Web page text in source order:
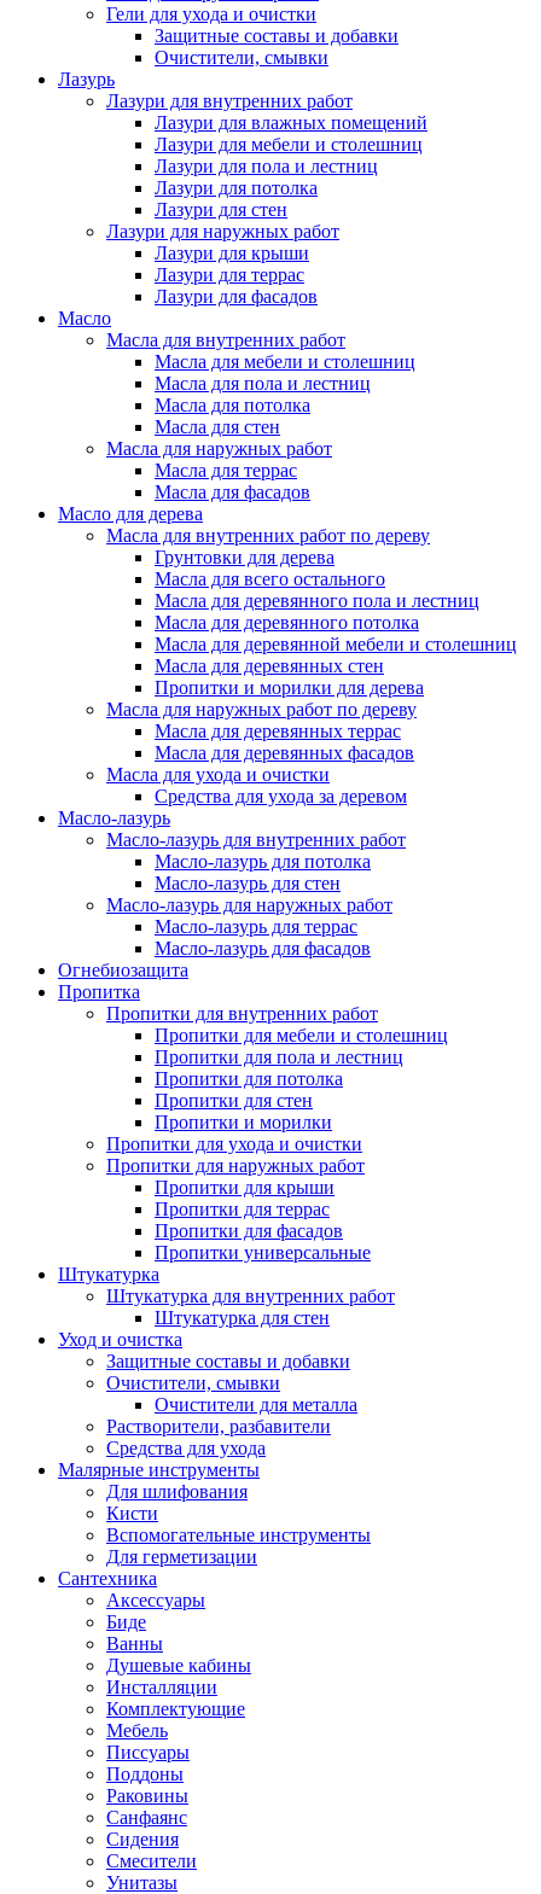
Гели для ухода и очистки
Защитные составы и добавки
Очистители, смывки
Лазурь
Лазури для внутренних работ
Лазури для влажных помещений
Лазури для мебели и столешниц
Лазури для пола и лестниц
Лазури для потолка
Лазури для стен
Лазури для наружных работ
Лазури для крыши
Лазури для террас
Лазури для фасадов
Масло
Масла для внутренних работ
Масла для мебели и столешниц
Масла для пола и лестниц
Масла для потолка
Масла для стен
Масла для наружных работ
Масла для террас
Масла для фасадов
Масло для дерева
Масла для внутренних работ по дереву
Грунтовки для дерева
Масла для всего остального
Масла для деревянного пола и лестниц
Масла для деревянного потолка
Масла для деревянной мебели и столешниц
Масла для деревянных стен
Пропитки и морилки для дерева
Масла для наружных работ по дереву
Масла для деревянных террас
Масла для деревянных фасадов
Масла для ухода и очистки
Средства для ухода за деревом
Масло-лазурь
Масло-лазурь для внутренних работ
Масло-лазурь для потолка
Масло-лазурь для стен
Масло-лазурь для наружных работ
Масло-лазурь для террас
Масло-лазурь для фасадов
Огнебиозащита
Пропитка
Пропитки для внутренних работ
Пропитки для мебели и столешниц
Пропитки для пола и лестниц
Пропитки для потолка
Пропитки для стен
Пропитки и морилки
Пропитки для ухода и очистки
Пропитки для наружных работ
Пропитки для крыши
Пропитки для террас
Пропитки для фасадов
Пропитки универсальные
Штукатурка
Штукатурка для внутренних работ
Штукатурка для стен
Уход и очистка
Защитные составы и добавки
Очистители, смывки
Очистители для металла
Растворители, разбавители
Средства для ухода
Малярные инструменты
Для шлифования
Кисти
Вспомогательные инструменты
Для герметизации
Сантехника
Аксессуары
Биде
Ванны
Душевые кабины
Инсталляции
Комплектующие
Мебель
Писсуары
Поддоны
Раковины
Санфаянс
Сидения
Смесители
Унитазы